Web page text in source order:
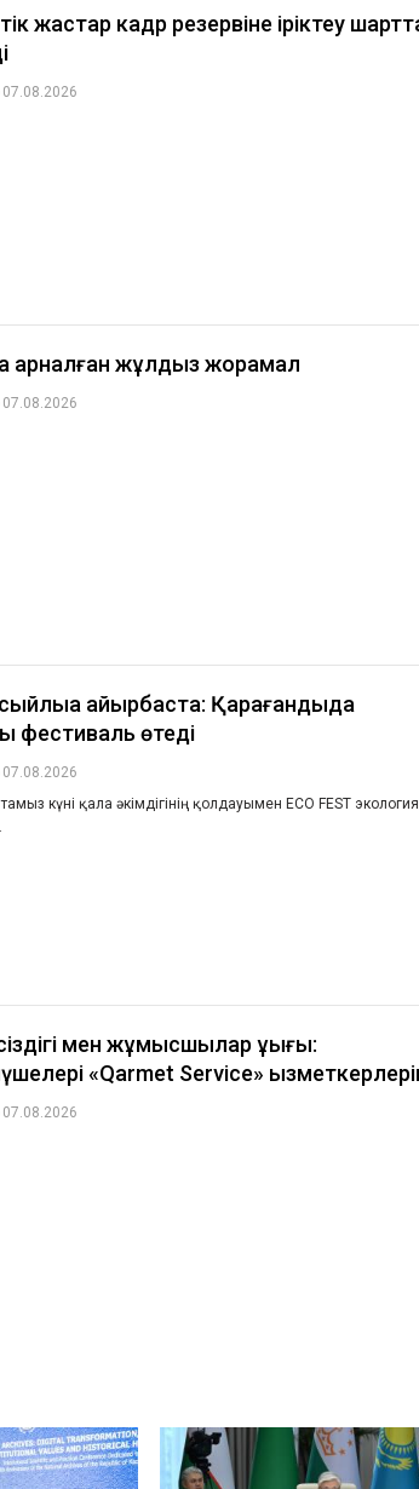
жастар кадр резервіне іріктеу
07.08.2026
арналған жұлдыз жорамал
07.08.2026
айырбаста: Қарағандыда
фестиваль өтеді
07.08.2026
күні қала әкімдігінің қолдауымен ECO FEST
мен жұмысшылар құқығы:
«Qarmet Service»
07.08.2026